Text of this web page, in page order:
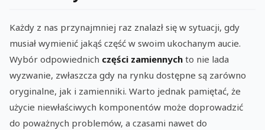
Każdy z nas przynajmniej raz znalazł się w sytuacji, gdy
musiał wymienić jakąś część w swoim ukochanym aucie.
Wybór odpowiednich części zamiennych to nie lada
wyzwanie, zwłaszcza gdy na rynku dostępne są zarówno
oryginalne, jak i zamienniki. Warto jednak pamiętać, że
użycie niewłaściwych komponentów może doprowadzić
do poważnych problemów, a czasami nawet do